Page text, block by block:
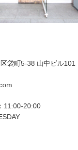
袋町5-38 山中ビル101
11:00-20:00